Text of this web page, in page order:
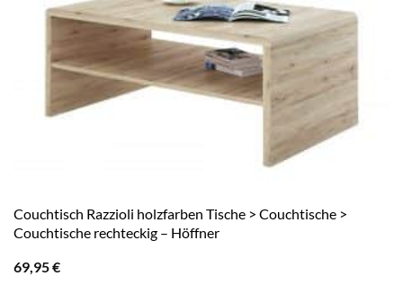
Couchtisch Razzioli holzfarben Tische > Couchtische >
Couchtische rechteckig – Höffner
69,95€